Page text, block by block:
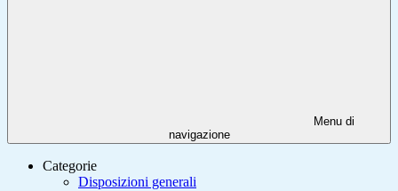
Menu di
navigazione
Categorie
Disposizioni generali